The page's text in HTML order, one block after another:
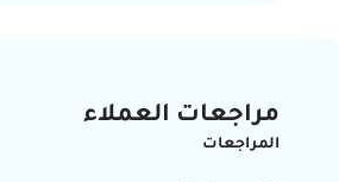
مراجعات العملاء
المراجعات